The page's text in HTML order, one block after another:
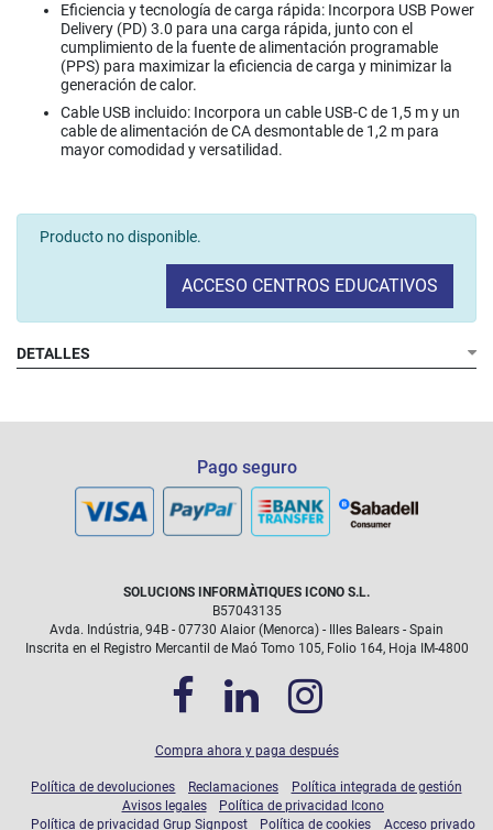
Eficiencia y tecnología de carga rápida: Incorpora USB Power
Delivery (PD) 3.0 para una carga rápida, junto con el
cumplimiento de la fuente de alimentación programable
(PPS) para maximizar la eficiencia de carga y minimizar la
generación de calor.
Cable USB incluido: Incorpora un cable USB-C de 1,5 m y un
cable de alimentación de CA desmontable de 1,2 m para
mayor comodidad y versatilidad.
Producto no disponible.
ACCESO CENTROS EDUCATIVOS
DETALLES
Pago seguro
SOLUCIONS INFORMÀTIQUES ICONO S.L.
B57043135
Avda. Indústria, 94B - 07730 Alaior (Menorca) - Illes Balears - Spain
Inscrita en el Registro Mercantil de Maó Tomo 105, Folio 164, Hoja IM-4800
Compra ahora y paga después
Política de devoluciones Reclamaciones
Política integrada de gestión
Avisos legales
Política de privacidad Icono
Política de privacidad Grup Signpost
Política de cookies Acceso privado